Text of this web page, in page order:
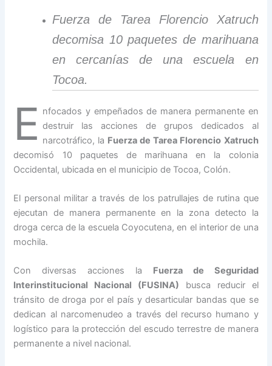
Fuerza de Tarea Florencio Xatruch
decomisa 10 paquetes de marihuana
en cercanías de una escuela en
Tocoa.
E nfocados y empeñados de manera permanente en
destruir las acciones de grupos dedicados al
narcotráfico, la Fuerza de Tarea Florencio Xatruch
decomisó 10 paquetes de marihuana en la colonia
Occidental, ubicada en el municipio de Tocoa, Colón.
El personal militar a través de los patrullajes de rutina que
ejecutan de manera permanente en la zona detecto la
droga cerca de la escuela Coyocutena, en el interior de una
mochila.
Con diversas acciones la Fuerza de Seguridad
Interinstitucional Nacional (FUSINA) busca reducir el
tránsito de droga por el país y desarticular bandas que se
dedican al narcomenudeo a través del recurso humano y
logístico para la protección del escudo terrestre de manera
permanente a nivel nacional.